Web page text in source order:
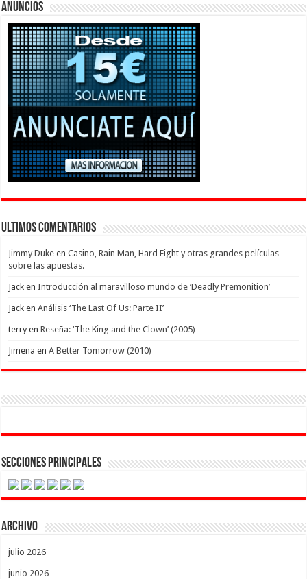
Anuncios
Ultimos Comentarios
Jimmy Duke enCasino, Rain Man, Hard Eight y otras grandes películas
sobre las apuestas.
Jack enIntroducción al maravilloso mundo de ‘Deadly Premonition’
Jack enAnálisis ‘The Last Of Us: Parte II’
terryenReseña: ‘The King and the Clown’ (2005)
Jimena enA Better Tomorrow (2010)
Secciones Principales
Archivo
julio 2026
junio 2026